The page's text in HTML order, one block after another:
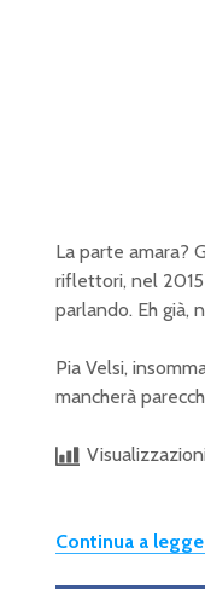
La parte amara?
riflettori, nel
parlando. Eh già,
Pia Velsi,
mancherà
Continua a